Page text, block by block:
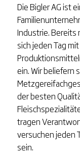
Die Bigler AG ist
Industrie.
sich jeden Tag
ein. Wir beliefern
der besten
tragen
versuchen jeden
sein.